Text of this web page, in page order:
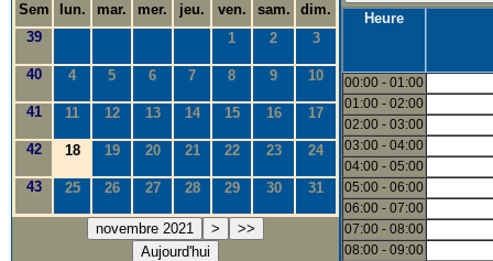
Sem
lun. mar. mer. jeu. ven. sam.
dim.
39
1 2 3
40 4 5 6 7 8 9 10
41 11 12 13 14 15 16 17
42 18 19 20 21 22 23 24
43 25 26 27 28 29 30 31
novembre 2021 >
>>
Aujourd'hui
Heure
00:00 - 01:00
01:00 - 02:00
02:00 - 03:00
03:00 - 04:00
04:00 - 05:00
05:00 - 06:00
06:00 - 07:00
07:00 - 08:00
08:00 - 09:00